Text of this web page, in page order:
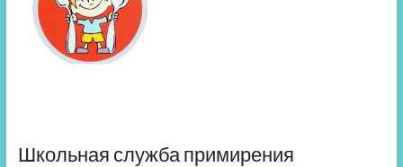
Школьная служба примирения